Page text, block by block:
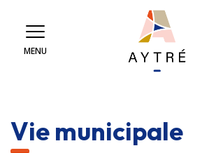
MENU
Vie municipale